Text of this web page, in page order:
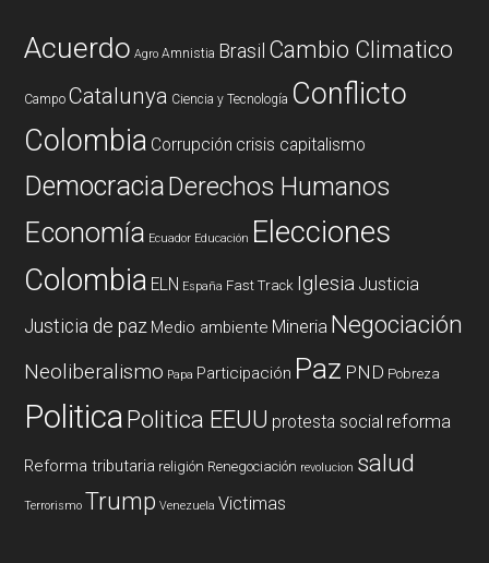
Acuerdo Agro Amnistia Brasil Cambio Climatico
Campo Catalunya Ciencia y Tecnología Conflicto
Colombia Corrupción crisis capitalismo
DemocraciaDerechos Humanos
Economía Ecuador Educación Elecciones
Colombia ELN España Fast Track Iglesia Justicia
Justicia de paz Medio ambiente Mineria Negociación
Neoliberalismo Papa Participación Paz PND Pobreza
PoliticaPolitica EEUU protesta social reforma
Reforma tributaria religión Renegociación revolucion salud
Terrorismo Trump Venezuela Victimas